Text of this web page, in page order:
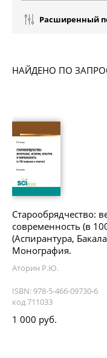
Расширенный
НАЙДЕНО ПО
Старообрядчество:
современность (в
(Аспирантура,
Монография.
Аторин Р.Ю.
ISBN: 978-5-466-09730-6
код 711033
1 000 руб.